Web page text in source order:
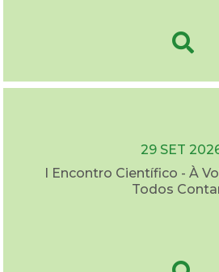
29 SET
I Encontro Científico - À
Todos